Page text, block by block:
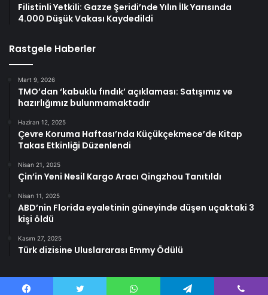
Filistinli Yetkili: Gazze Şeridi’nde Yılın İlk Yarısında
4.000 Düşük Vakası Kaydedildi
Rastgele Haberler
Mart 9, 2026
TMO’dan ‘kabuklu fındık’ açıklaması: Satışımız ve
hazırlığımız bulunmamaktadır
Haziran 12, 2025
Çevre Koruma Haftası’nda Küçükçekmece’de Kitap
Takas Etkinliği Düzenlendi
Nisan 21, 2025
Çin’in Yeni Nesil Kargo Aracı Qingzhou Tanıtıldı
Nisan 11, 2025
ABD’nin Florida eyaletinin güneyinde düşen uçaktaki 3
kişi öldü
Kasım 27, 2025
Türk dizisine Uluslararası Emmy Ödülü